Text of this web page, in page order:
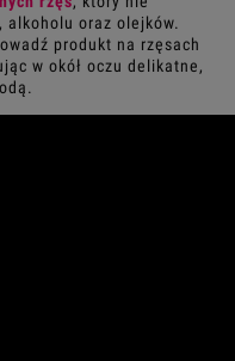
alkoholu oraz olejków.
produkt na rzęsach
w okół oczu delikatne,